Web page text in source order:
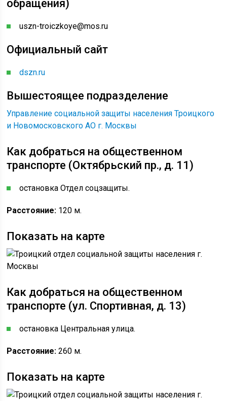
обращения)
uszn-troiczkoye@mos.ru
Официальный сайт
dszn.ru
Вышестоящее подразделение
Управление социальной защиты населения Троицкого
и Новомосковского АО г. Москвы
Как добраться на общественном
транспорте (Октябрьский пр., д. 11)
остановка Отдел соцзащиты.
Расстояние: 120 м.
Показать на карте
Как добраться на общественном
транспорте (ул. Спортивная, д. 13)
остановка Центральная улица.
Расстояние:260 м.
Показать на карте